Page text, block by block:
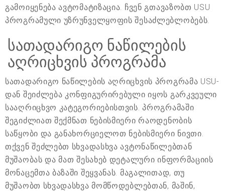
გამოიყენება ავტომატიზაცია. ჩვენ გთავაზობთ USU
პროგრამული უზრუნველყოფის შესაძლებლობებს.
სათადარიგო ნაწილების
აღრიცხვის პროგრამა
სათადარიგო ნაწილების აღრიცხვის პროგრამა USU-
დან შეიძლება კონფიგურირებული იყოს გარკვეული
სააღრიცხვო კატეგორიებისთვის. პროგრამაში
შეგიძლიათ შექმნათ ნებისმიერი რაოდენობის
საწყობი და განახორციელოთ ნებისმიერი ნივთი.
თქვენ შეძლებთ სხვადასხვა ავტონაწილებთან
მუშაობას და მათ შესახებ დეტალური ინფორმაციის
მონაცემთა ბაზაში შეყვანას. მაგალითად, თუ
მუშაობთ სხვადასხვა მომწოდებლებთან, მაშინ,